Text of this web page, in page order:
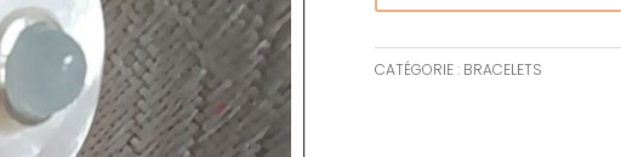
CATÉGORIE : BRACELETS